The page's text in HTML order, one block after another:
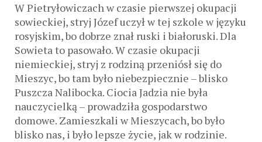
W Pietryłowiczach w czasie pierwszej okupacji
sowieckiej, stryj Józef uczył w tej szkole w języku
rosyjskim, bo dobrze znał ruski i białoruski. Dla
Sowieta to pasowało. W czasie okupacji
niemieckiej, stryj z rodziną przeniósł się do
Mieszyc, bo tam było niebezpiecznie – blisko
Puszcza Nalibocka. Ciocia Jadzia nie była
nauczycielką – prowadziła gospodarstwo
domowe. Zamieszkali w Mieszycach, bo było
blisko nas, i było lepsze życie, jak w rodzinie.